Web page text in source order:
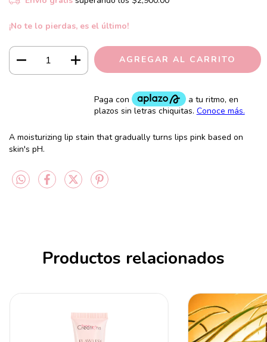
¡No te lo pierdas, es el último!
A moisturizing lip stain that gradually turns lips pink based on
skin's pH.
Productos relacionados